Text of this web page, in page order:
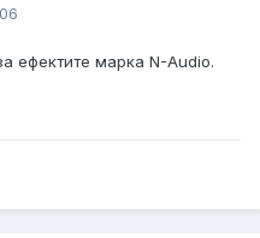
ефектите марка N-Audio.